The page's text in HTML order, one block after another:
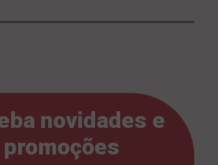
novidades e
promoções